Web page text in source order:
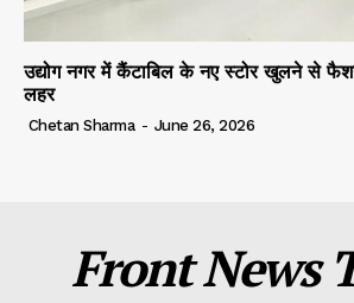
उद्योग नगर में कैंटाबिल के नए स्टोर खुलने से
लहर
Chetan Sharma - June 26, 2026
Front News